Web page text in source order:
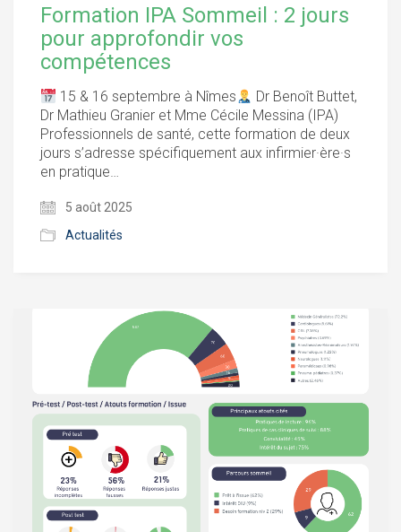
Formation IPA Sommeil : 2 jours
pour approfondir vos
compétences
15 & 16 septembre à Nîmes
Dr Benoît Buttet,
Dr Mathieu Granier et Mme Cécile Messina (IPA)
Professionnels de santé, cette formation de deux
jours s’adresse spécifiquement aux infirmier·ère·s
en pratique…
5 août 2025
Actualités